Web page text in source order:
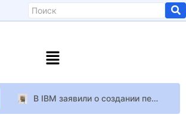
В IBM заявили о создании первого в мире экспериментального чипа с техпроцессом 0,7 нм
У игрока в Baldur’s Gate 3 статуя из лагеря неожиданно стала голым мужиком с гениталиями